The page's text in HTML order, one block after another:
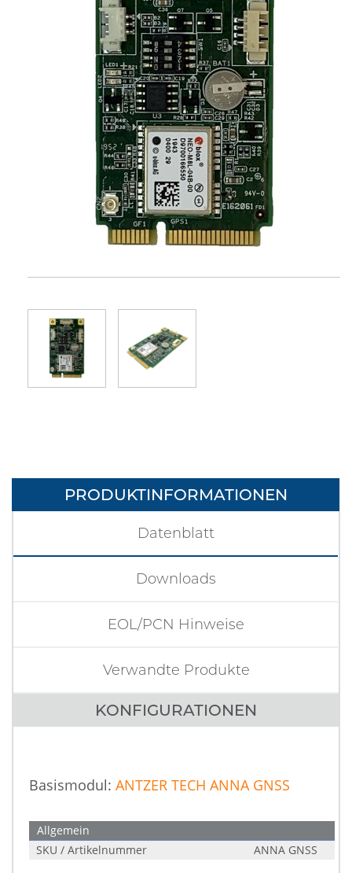
PRODUKTINFORMATIONEN
KONFIGURATIONEN
Datenblatt
Downloads
EOL/PCN Hinweise
Verwandte Produkte
Basismodul: ANTZER TECH ANNA GNSS
Allgemein
SKU / Artikelnummer
ANNA GNSS